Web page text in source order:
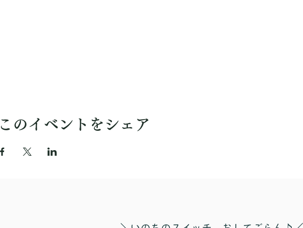
このイベントをシェア